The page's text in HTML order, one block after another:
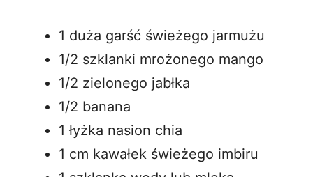
1 duża garść świeżego jarmużu
1/2 szklanki mrożonego mango
1/2 zielonego jabłka
1/2 banana
1 łyżka nasion chia
1 cm kawałek świeżego imbiru